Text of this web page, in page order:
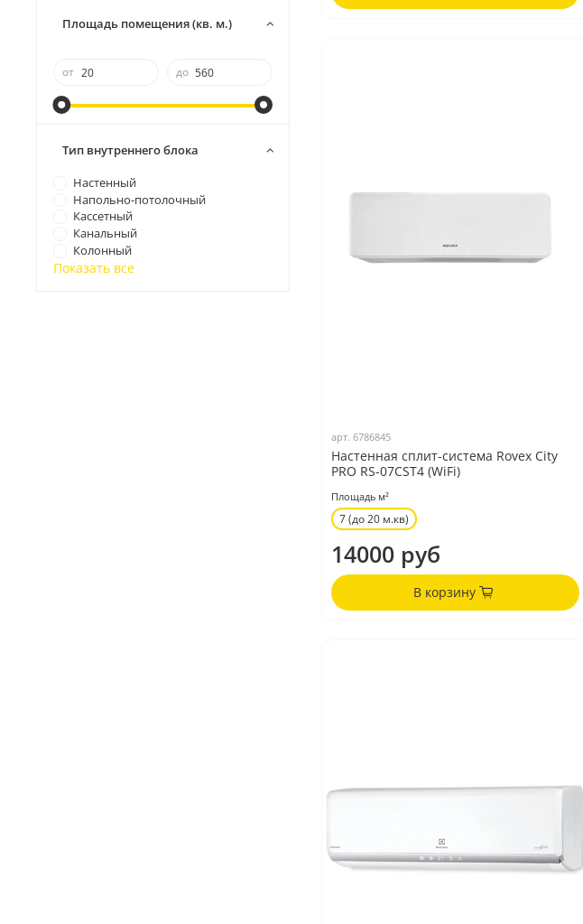
арт. 6786845
Настенная сплит-система Rovex City
PRO RS-07CST4 (WiFi)
Площадь м²
7 (до 20 м.кв)
14000 руб
В корзину
Площадь помещения (кв. м.)
от до
Тип внутреннего блока
Настенный
Напольно-потолочный
Кассетный
Канальный
Колонный
Показать все